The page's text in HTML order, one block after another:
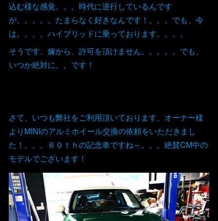
込む様な感覚。。。時代に逆行しているんです
が、。。。。たまらなく好きなんです！。。。でも、今
は。。。。ハイブリッドに乗っております。。。。
そうです、嫁から、許可を頂けません。。。。。でも、
いつか絶対に。。です！
さて、いつも弊社をご利用頂いております、オーナー様
よりMINIのアルミホイール交換の依頼をいただきまし
た！。。。６０ｔｈの記念車ですね～。。。絶賛CM中の
モデルでございます！